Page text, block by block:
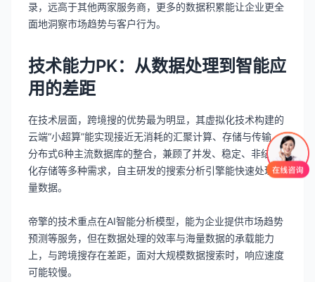
录，远高于其他两家服务商，更多的数据积累能让企业更全
面地洞察市场趋势与客户行为。
技术能力PK：从数据处理到智能应
用的差距
在技术层面，跨境搜的优势最为明显，其虚拟化技术构建的
云端“小超算”能实现接近无消耗的汇聚计算、存储与传输，
分布式6种主流数据库的整合，兼顾了并发、稳定、非结构
化存储等多种需求，自主研发的搜索分析引擎能快速处理海
量数据。
帝擎的技术重点在AI智能分析模型，能为企业提供市场趋势
预测等服务，但在数据处理的效率与海量数据的承载能力
上，与跨境搜存在差距，面对大规模数据搜索时，响应速度
可能较慢。